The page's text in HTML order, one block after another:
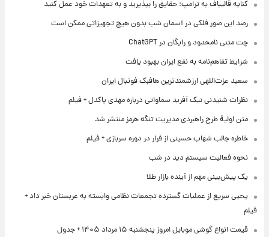
کنایه قالیباف به ترامپ: حقایق را بپذیرید و به تعهدات خود عمل کنید
رصد این صور فلکی در آسمان شب بدون هیچ تجهیزاتی ممکن است
چت متنی نامحدود و رایگان در ChatGPT
شرایط تفاهم‌نامه به نفع ایران بهبود یافت
سعید عزت‌اللهی ارزشمندترین هافبک فوتبال ایران
نظرات شنیدنی نیک آفرید سماواتی درباره مهدی پاکدل + فیلم
متن اولیۀ طرح راهبردی مدیریت تنگه هرمز منتشر شد
خاطره جالب شهاب حسینی از فرار در دوره سربازی + فیلم
نحوه فعالیت سیستم دید در شب
یک پیش‌بینی مهم از آینده بازار طلا
یحیی سریع از عملیات گسترده تجمعات نظامی وابسته به عربستان خبر داد +
فیلم
قیمت انواع گوشی موبایل امروز پنجشنبه ۱۵ مرداد ۱۴۰۵ + جدول